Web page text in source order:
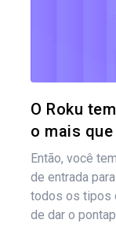
O Roku
o mais
Então, você
de entrada
todos os tipos
de dar o